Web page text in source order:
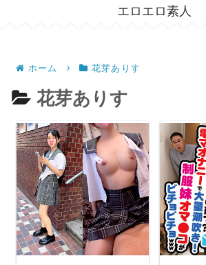
エロエロ素人
ホーム 花芽ありす
花芽ありす